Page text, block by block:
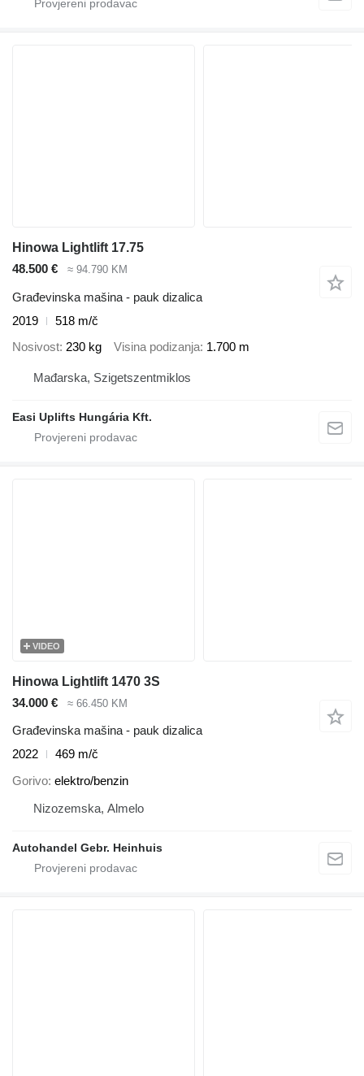
Hinowa Lightlift 17.75
48.500 €
≈ 94.790 KM
Građevinska mašina - pauk dizalica
2019
518 m/č
Nosivost 230 kg Visina podizanja 1.700 m
Mađarska, Szigetszentmiklos
Easi Uplifts Hungária Kft.
VIDEO
Hinowa Lightlift 1470 3S
34.000 €
≈ 66.450 KM
Građevinska mašina - pauk dizalica
2022
469 m/č
Gorivo elektro/benzin
Nizozemska, Almelo
Autohandel Gebr. Heinhuis